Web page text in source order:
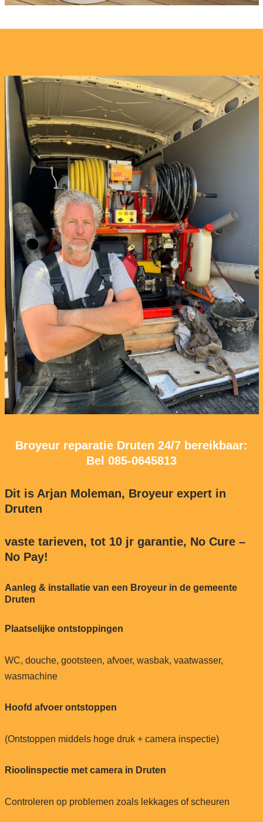
Broyeur reparatie Druten 24/7 bereikbaar:
Bel 085-0645813
Dit is Arjan Moleman, Broyeur expert in
Druten
vaste tarieven, tot 10 jr garantie, No Cure –
No Pay!
Aanleg & installatie van een Broyeur in de gemeente
Druten
Plaatselijke ontstoppingen
WC, douche, gootsteen, afvoer, wasbak, vaatwasser,
wasmachine
Hoofd afvoer ontstoppen
(Ontstoppen middels hoge druk + camera inspectie)
Rioolinspectie met camera in Druten
Controleren op problemen zoals lekkages of scheuren